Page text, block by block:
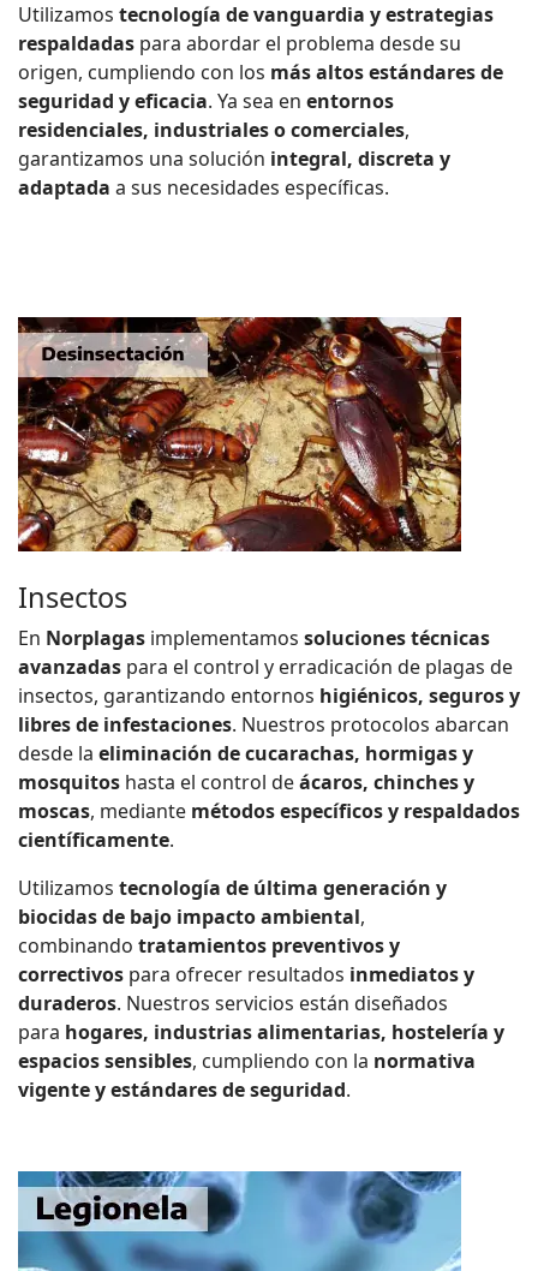
Utilizamos tecnología de vanguardia y estrategias
respaldadas para abordar el problema desde su
origen, cumpliendo con los más altos estándares de
seguridad y eficacia. Ya sea en entornos
residenciales, industriales o comerciales,
garantizamos una solución integral, discreta y
adaptada a sus necesidades específicas.
Insectos
En Norplagas implementamos soluciones técnicas
avanzadas para el control y erradicación de plagas de
insectos, garantizando entornos higiénicos, seguros y
libres de infestaciones. Nuestros protocolos abarcan
desde la eliminación de cucarachas, hormigas y
mosquitos hasta el control deácaros, chinches y
moscas, mediante métodos específicos y respaldados
científicamente.
Utilizamos tecnología de última generación y
biocidas de bajo impacto ambiental,
combinando tratamientos preventivos y
correctivos para ofrecer resultados inmediatos y
duraderos. Nuestros servicios están diseñados
para hogares, industrias alimentarias, hostelería y
espacios sensibles, cumpliendo con la normativa
vigente y estándares de seguridad.